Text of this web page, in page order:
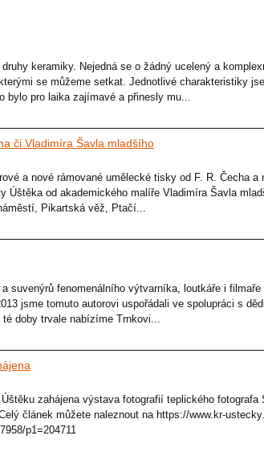
keramiky. Nejedná se o žádný ucelený a
se můžeme setkat. Jednotlivé charakteristiky
bylo pro laika zajímavé a přinesly mu...
či Vladimíra Šavla mladšího
a nové rámované umělecké tisky od F. R. Čecha a
Úštěka od akademického malíře Vladimíra Šavla
Pikartská věž, Ptačí...
suvenýrů fenomenálního výtvarníka, loutkáře i
jsme tomuto autorovi uspořádali ve spolupráci s
doby trvale nabízíme Trnkovi...
zahájena výstava fotografií teplického fotografa
článek můžete naleznout na https://www.kr-
p1=204711